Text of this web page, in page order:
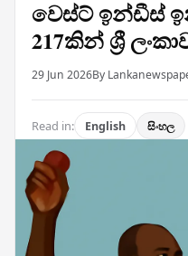
වෙස්ට් ඉන්ඩීස්
217කින් ශ්‍රී
29 Jun 2026By
Read in: English සිංහල